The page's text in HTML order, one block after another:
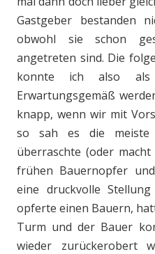
Gastgeber bestanden
obwohl sie schon
angetreten sind. Die
konnte ich also als
Erwartungsgemäß
knapp, wenn wir mit
so sah es die meiste
überraschte (oder
frühen Bauernopfer
eine druckvolle
opferte einen Bauern,
Turm und der Bauer
wieder zurückerobert